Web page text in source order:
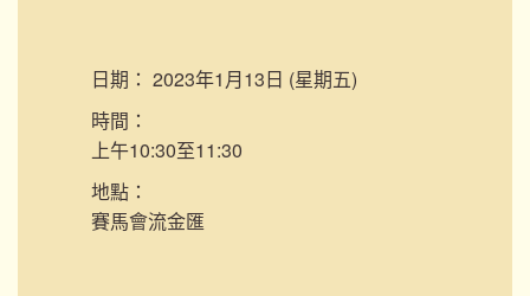
日期： 2023年1月13日 (星期五)
時間：
上午10:30至11:30
地點：
賽馬會流金匯